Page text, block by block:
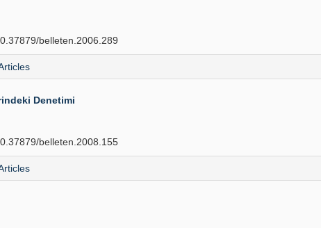
belleten.2006.289
Denetimi
belleten.2008.155